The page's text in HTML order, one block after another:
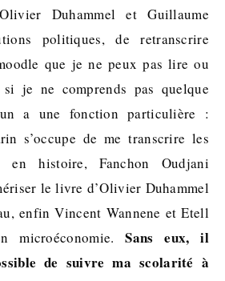
Duhammel et Guillaume
politiques, de retranscrire
que je ne peux pas lire ou
je ne comprends pas quelque
a une fonction particulière :
s’occupe de me transcrire les
en histoire, Fanchon Oudjani
le livre d’Olivier Duhammel
enfin Vincent Wannene et Etell
microéconomie.Sans eux, il
de suivre ma scolarité à